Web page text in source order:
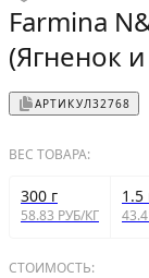
Farmina
(Ягненок
АРТИКУЛ32768
ВЕС ТОВАРА:
300 г
58.83 РУБ/КГ
1.5
СТОИМОСТЬ: